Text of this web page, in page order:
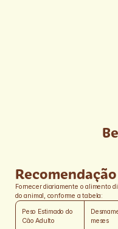
mays, Sphingobium
Fornecer diariamente o alimento
do animal, conforme a tabela:
Peso Estimado do
Cão Adulto
meses